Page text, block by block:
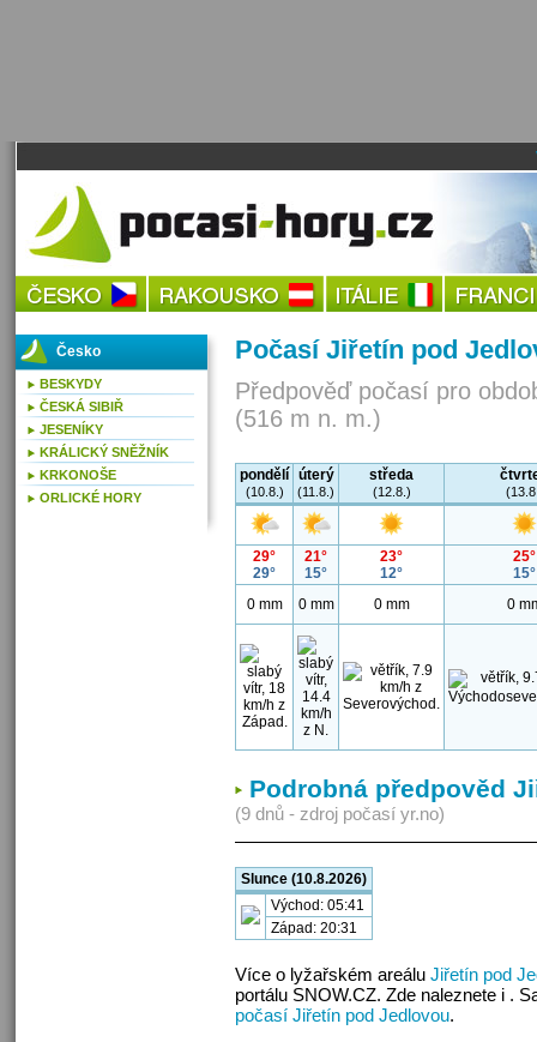
Počasí Jiřetín pod
Předpověď počasí pro
(516 m n. m.)
pondělí
(10.8.)
úterý
(11.8.)
středa
(12.8.)
29°
29°
21°
15°
23°
12°
25°
15°
0 mm
0 mm 0 mm 0
Podrobná předpověd
(9 dnů - zdroj počasí yr.no)
Slunce (10.8.2026)
Východ: 05:41
Západ: 20:31
Více o lyžařském areálu Jiřetín pod
portálu SNOW.CZ. Zde naleznete i .
počasí Jiřetín pod Jedlovou.
Česko
BESKYDY
ČESKÁ SIBIŘ
JESENÍKY
KRÁLICKÝ SNĚŽNÍK
KRKONOŠE
ORLICKÉ HORY